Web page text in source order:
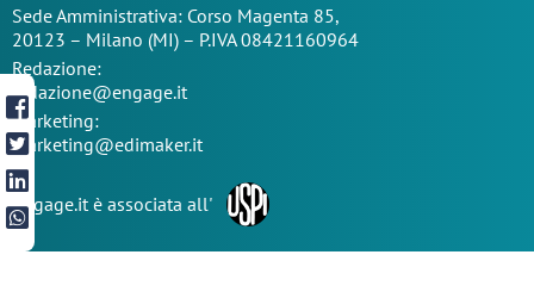
SedeAmministrativa: Corso Magenta 85,
20123 – Milano (MI) – P.IVA 08421160964
Redazione:
redazione@engage.it
Marketing:
marketing@edimaker.it
Engage.it è associata all'